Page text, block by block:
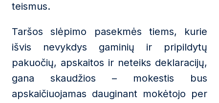
teismus.
Taršos slėpimo pasekmės tiems, kurie
išvis nevykdys gaminių ir pripildytų
pakuočių, apskaitos ir neteiks deklaracijų,
gana skaudžios – mokestis bus
apskaičiuojamas dauginant mokėtojo per